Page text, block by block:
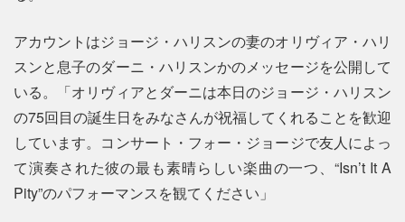
アカウントはジョージ・ハリスンの妻のオリヴィア・ハリ
スンと息子のダーニ・ハリスンかのメッセージを公開して
いる。「オリヴィアとダーニは本日のジョージ・ハリスン
の75回目の誕生日をみなさんが祝福してくれることを歓迎
しています。コンサート・フォー・ジョージで友人によっ
て演奏された彼の最も素晴らしい楽曲の一つ、“Isn’t It A
Pity”のパフォーマンスを観てください」